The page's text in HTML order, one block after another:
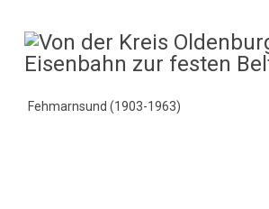
Fehmarnsund (1903-1963)